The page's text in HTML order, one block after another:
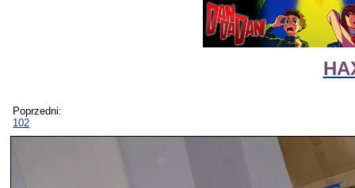
Poprzedni:
102